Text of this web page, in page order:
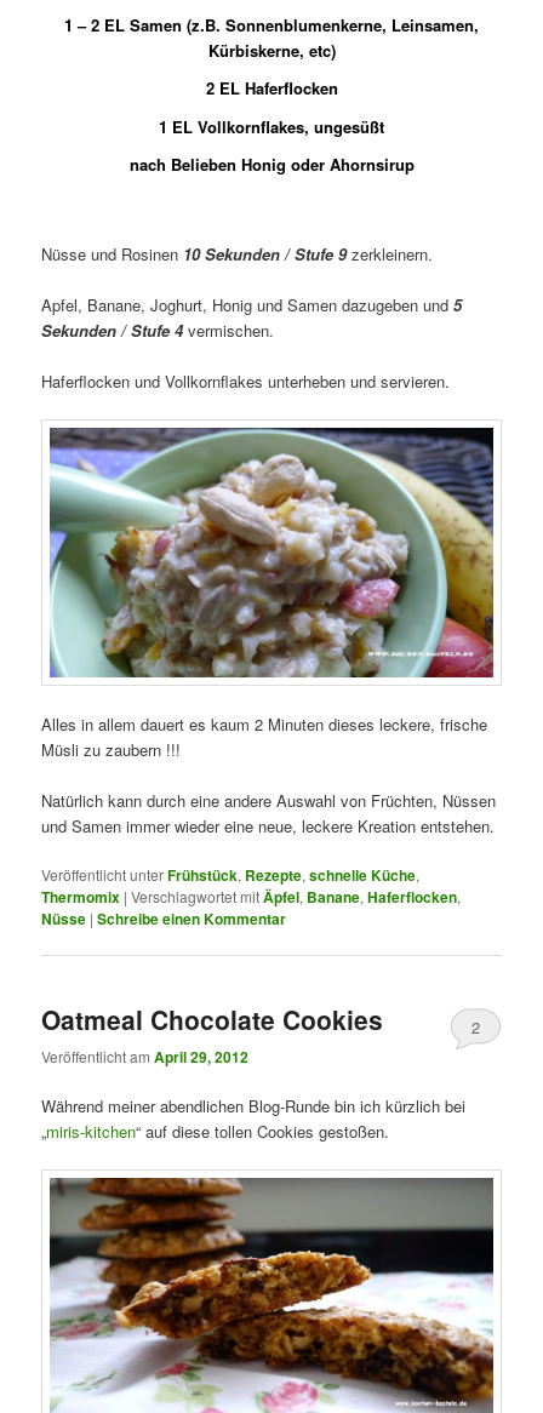
1 – 2 EL Samen (z.B. Sonnenblumenkerne, Leinsamen,
Kürbiskerne, etc)
2 EL Haferflocken
1 EL Vollkornflakes, ungesüßt
nach Belieben Honig oder Ahornsirup
Nüsse und Rosinen 10 Sekunden / Stufe 9zerkleinern.
Apfel, Banane, Joghurt, Honig und Samen dazugeben und5
Sekunden / Stufe 4vermischen.
Haferflocken und Vollkornflakes unterheben und servieren.
Alles in allem dauert es kaum 2 Minuten dieses leckere, frische
Müsli zu zaubern !!!
Natürlich kann durch eine andere Auswahl von Früchten, Nüssen
und Samen immer wieder eine neue, leckere Kreation entstehen.
Veröffentlicht unterFrühstück, Rezepte,schnelle Küche,
Thermomix |Verschlagwortet mitÄpfel, Banane,Haferflocken,
Nüsse |Schreibe einen Kommentar
Oatmeal Chocolate Cookies
Veröffentlicht amApril 29, 2012
2
Während meiner abendlichen Blog-Runde bin ich kürzlich bei
„miris-kitchen“ auf diese tollen Cookies gestoßen.